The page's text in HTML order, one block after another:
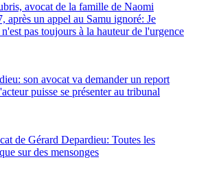
avocat de la famille de Naomi
après un appel au Samu ignoré: Je
pas toujours à la hauteur de l'urgence
son avocat va demander un report
puisse se présenter au tribunal
de Gérard Depardieu: Toutes les
sur des mensonges